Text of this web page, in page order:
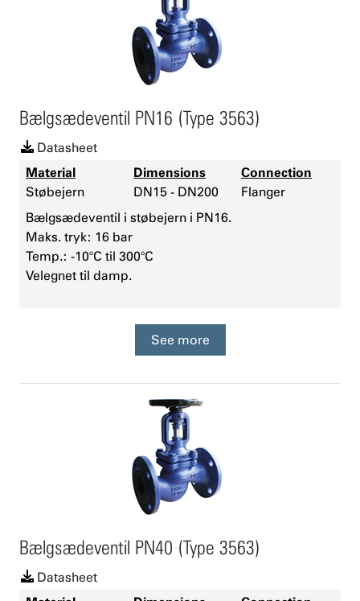
Bælgsædeventil PN16 (Type 3563)
Datasheet
Material
Støbejern
Dimensions
DN15 - DN200
Connection
Flanger
Bælgsædeventil i støbejern i PN16.
Maks. tryk: 16 bar
Temp.: -10°C til 300°C
Velegnet til damp.
See more
Bælgsædeventil PN40 (Type 3563)
Datasheet